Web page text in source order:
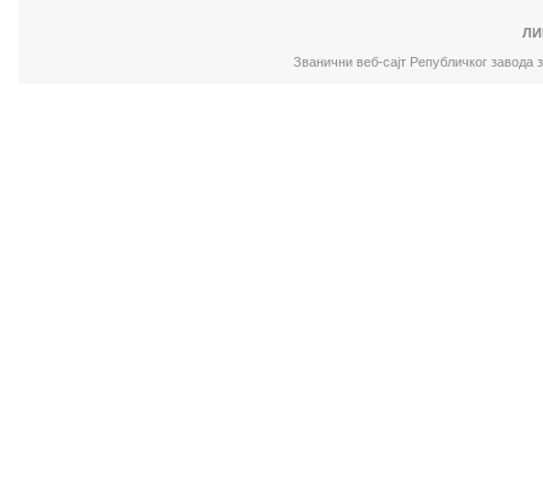
Званични веб-сајт Републичког